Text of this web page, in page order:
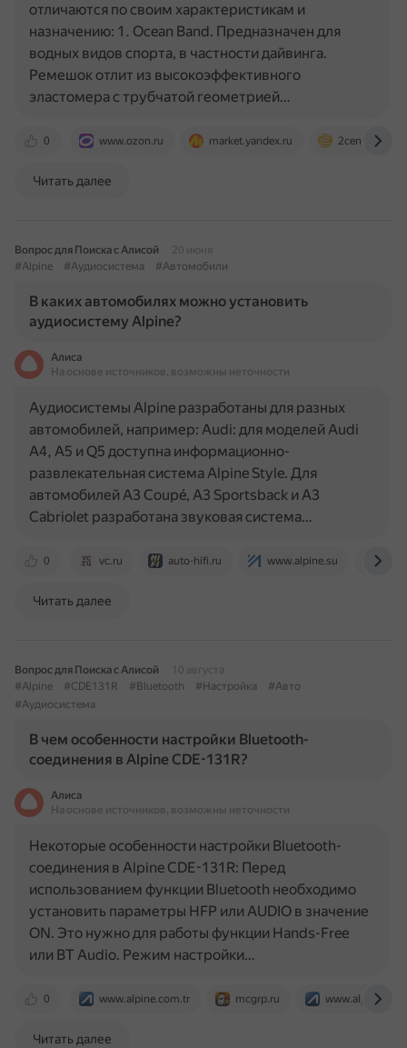
0 www.ozon.ru market.yandex.ru 2cent.ru
отличаются по своим характеристикам и
назначению: 1. Ocean Band. Предназначен для
водных видов спорта, в частности дайвинга.
Ремешок отлит из высокоэффективного
эластомера с трубчатой геометрией…
Читать далее
Вопрос для Поиска с Алисой
20 июня
#Alpine
#Аудиосистема #Автомобили
В каких автомобилях можно установить
аудиосистему Alpine?
Алиса
На основе источников, возможны неточности
0 vc.ru auto-hifi.ru www.alpine.su
Аудиосистемы Alpine разработаны для разных
автомобилей, например: Audi: для моделей Audi
A4, A5 и Q5 доступна информационно-
развлекательная система Alpine Style. Для
автомобилей A3 Coupé, A3 Sportsback и A3
Cabriolet разработана звуковая система…
Читать далее
Вопрос для Поиска с Алисой
10 августа
#Alpine
#CDE131R #Bluetooth #Настройка
#Авто
#Аудиосистема
В чем особенности настройки Bluetooth-
соединения в Alpine CDE-131R?
Алиса
На основе источников, возможны неточности
0 www.alpine.com.tr mcgrp.ru www.alpine.ru
Некоторые особенности настройки Bluetooth-
соединения в Alpine CDE-131R: Перед
использованием функции Bluetooth необходимо
установить параметры HFP или AUDIO в значение
ON. Это нужно для работы функции Hands-Free
или BT Audio. Режим настройки…
Читать далее